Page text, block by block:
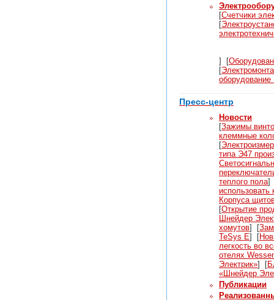
[Счетчики
[
] [
[
оборудование
Пресс-центр
Новости
[Зажимы
клеммные
[
типа Э47
теплого пола]
использовать
Корпуса
[Открытие
Шнейдер
хомутов] [
TeSys E] [
легкость во
отелях
Электрик»] [
«Шнейдер
Публикации